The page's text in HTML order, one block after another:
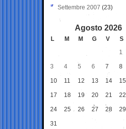
Settembre 2007 (23)
Agosto 2026
L M M G V S
1
3 4 5 6 7 8
10 11 12 13 14 15
17 18 19 20 21 22
24 25 26 27 28 29
31